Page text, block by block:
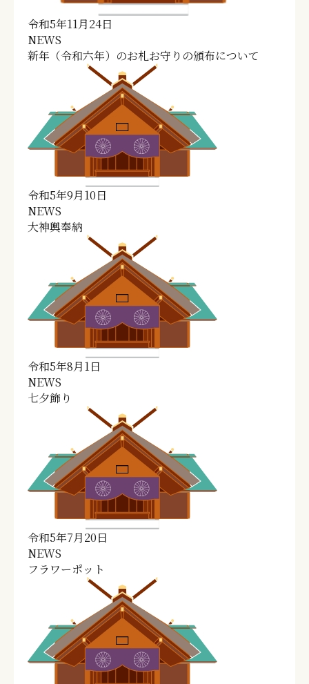
令和5年11月24日
NEWS
新年（令和六年）のお札お守りの頒布について
令和5年9月10日
NEWS
大神輿奉納
令和5年8月1日
NEWS
七夕飾り
令和5年7月20日
NEWS
フラワーポット